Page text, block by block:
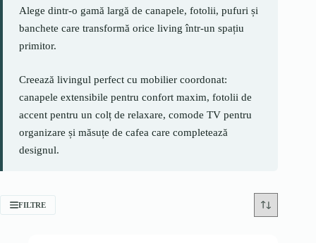
Alege dintr-o gamă largă de canapele, fotolii, pufuri și
banchete care transformă orice living într-un spațiu
primitor.
Creează livingul perfect cu mobilier coordonat:
canapele extensibile pentru confort maxim, fotolii de
accent pentru un colț de relaxare, comode TV pentru
organizare și măsuțe de cafea care completează
designul.
FILTRE